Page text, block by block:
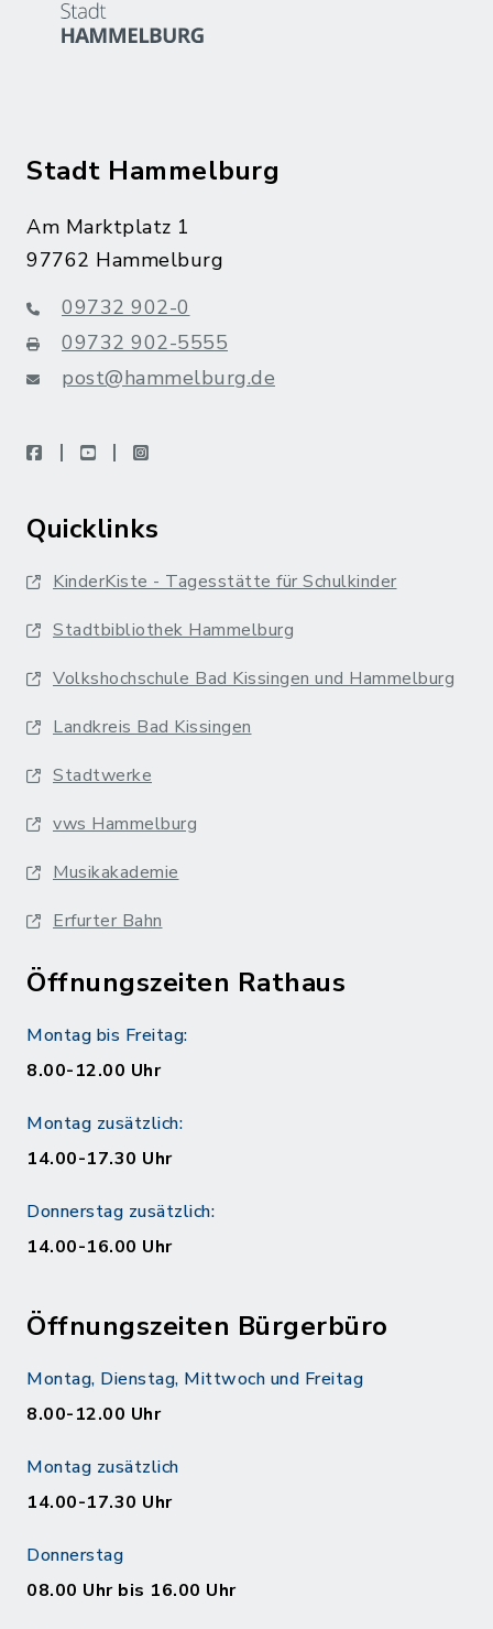
Stadt Hammelburg
Am Marktplatz 1
97762 Hammelburg
09732 902-0
09732 902-5555
post@hammelburg.de
facebookyoutubeinstagram
Quicklinks
KinderKiste - Tagesstätte für Schulkinder
Stadtbibliothek Hammelburg
Volkshochschule Bad Kissingen und Hammelburg
Landkreis Bad Kissingen
Stadtwerke
vws Hammelburg
Musikakademie
Erfurter Bahn
Öffnungszeiten Rathaus
Montag bis Freitag:
8.00-12.00 Uhr
Montag zusätzlich:
14.00-17.30 Uhr
Donnerstag zusätzlich:
14.00-16.00 Uhr
Öffnungszeiten Bürgerbüro
Montag, Dienstag, Mittwoch und Freitag
8.00-12.00 Uhr
Montag zusätzlich
14.00-17.30 Uhr
Donnerstag
08.00 Uhr bis 16.00 Uhr